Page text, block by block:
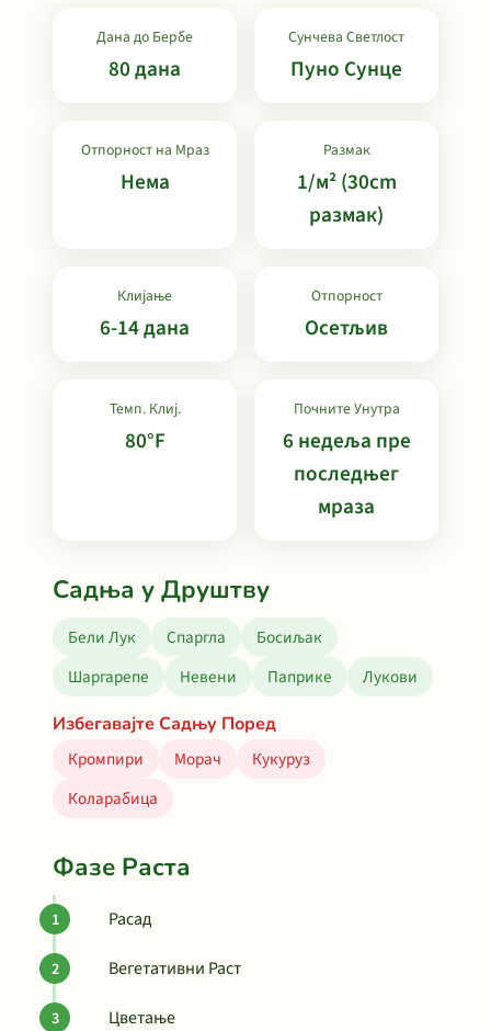
Дана до Бербе
80 дана
Сунчева Светлост
Пуно Сунце
Отпорност на Мраз
Нема
Размак
1/м² (30cm
размак)
Клијање
6-14 дана
Отпорност
Осетљив
Темп. Клиј.
80°F
Почните Унутра
6 недеља пре
последњег
мраза
Садња у Друштву
Бели Лук Спаргла
Босиљак
Шаргарепе
Невени Паприке
Лукови
Избегавајте Садњу Поред
Кромпири
Морач
Кукуруз
Коларабица
Фазе Раста
Расад
Вегетативни Раст
Цветање